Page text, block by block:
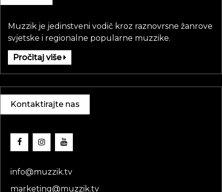
Muzzik je jedinstveni vodič kroz raznovrsne žanrove
svjetske i regionalne popularne muzzike.
Pročitaj više
Kontaktirajte nas
info@muzzik.tv
marketing@muzzik.tv